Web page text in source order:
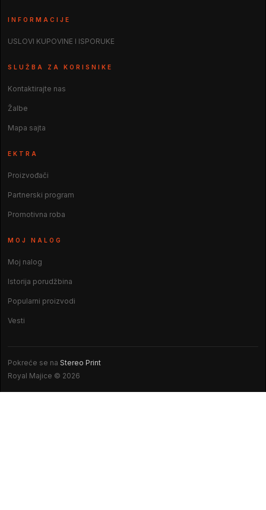
INFORMACIJE
USLOVI KUPOVINE I ISPORUKE
SLUŽBA ZA KORISNIKE
Kontaktirajte nas
Žalbe
Mapa sajta
EKTRA
Proizvođači
Partnerski program
Promotivna roba
MOJ NALOG
Moj nalog
Istorija porudžbina
Popularni proizvodi
Vesti
Pokreće se na Stereo Print
Royal Majice © 2026